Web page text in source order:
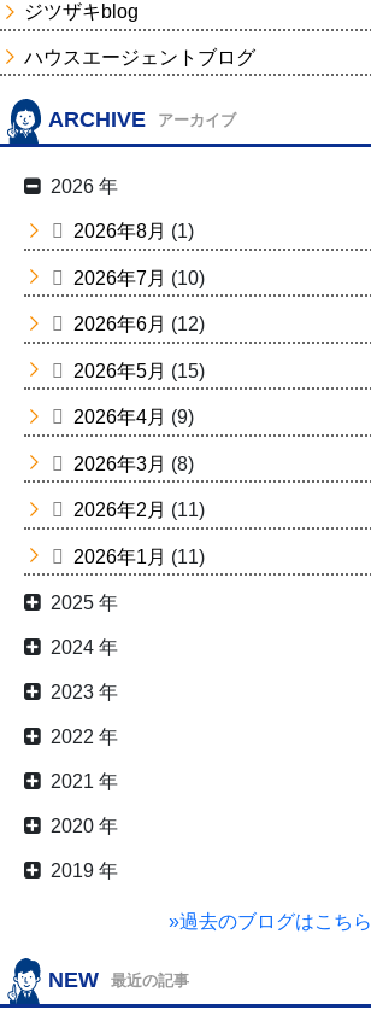
ジツザキblog
ハウスエージェントブログ
ARCHIVE アーカイブ
2026 年
2026年8月 (1)
2026年7月 (10)
2026年6月 (12)
2026年5月 (15)
2026年4月 (9)
2026年3月 (8)
2026年2月 (11)
2026年1月 (11)
2025 年
2024 年
2023 年
2022 年
2021 年
2020 年
2019 年
»過去のブログはこちら
NEW 最近の記事